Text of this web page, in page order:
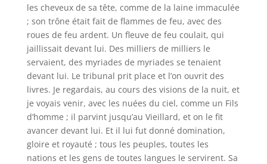
les cheveux de sa tête, comme de la laine immaculée
; son trône était fait de flammes de feu, avec des
roues de feu ardent. Un fleuve de feu coulait, qui
jaillissait devant lui. Des milliers de milliers le
servaient, des myriades de myriades se tenaient
devant lui. Le tribunal prit place et l’on ouvrit des
livres. Je regardais, au cours des visions de la nuit, et
je voyais venir, avec les nuées du ciel, comme un Fils
d’homme ; il parvint jusqu’au Vieillard, et on le fit
avancer devant lui. Et il lui fut donné domination,
gloire et royauté ; tous les peuples, toutes les
nations et les gens de toutes langues le servirent. Sa